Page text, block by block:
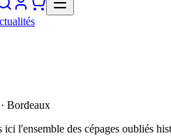
Bordeaux
ici l'ensemble des cépages oubliés